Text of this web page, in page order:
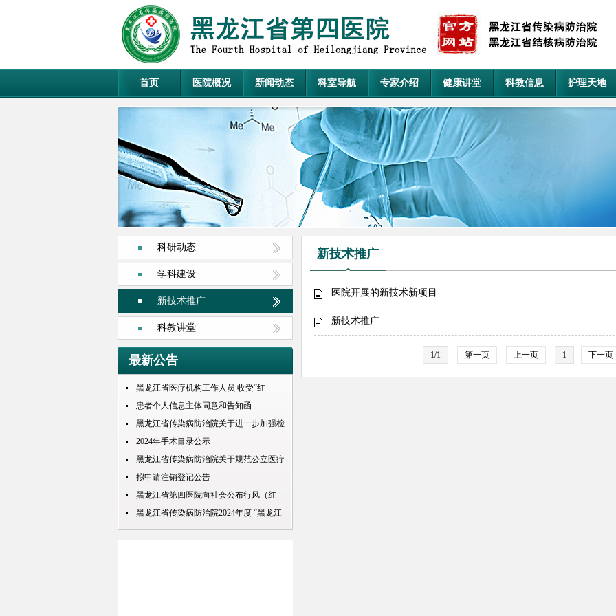
首页 医院概况 新闻动态 科室导航 专家介绍 健康讲堂 科教信息 护理天地
科研动态
学科建设
新技术推广
科教讲堂
最新公告
黑龙江省医疗机构工作人员 收受“红
包”处理规定
患者个人信息主体同意和告知函
黑龙江省传染病防治院关于进一步加强检
查检验结果互认项目的公示
2024年手术目录公示
黑龙江省传染病防治院关于规范公立医疗
机构预交金管理工作实施情况的通知
拟申请注销登记公告
黑龙江省第四医院向社会公布行风（红
包） 问题投诉举报电话
黑龙江省传染病防治院2024年度 “黑龙江
人才周”公开招聘 拟录取人员名单公示
新技术推广
医院开展的新技术新项目
​新技术推广
1/1 第一页 上一页 1 下一页